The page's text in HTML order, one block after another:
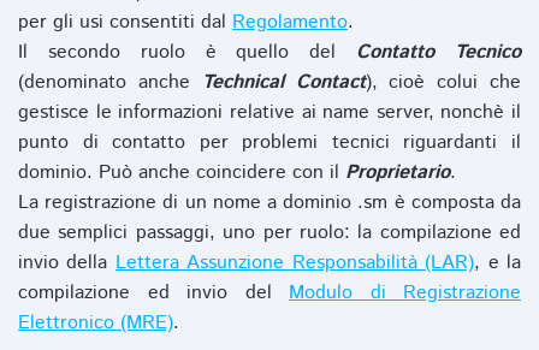
per gli usi consentiti dal Regolamento.
Il secondo ruolo è quello del Contatto Tecnico
(denominato anche Technical Contact), cioè colui che
gestisce le informazioni relative ai name server, nonchè il
punto di contatto per problemi tecnici riguardanti il
dominio. Può anche coincidere con il Proprietario.
La registrazione di un nome a dominio .sm è composta da
due semplici passaggi, uno per ruolo: la compilazione ed
invio dellaLettera Assunzione Responsabilità (LAR), e la
compilazione ed invio del Modulo di Registrazione
Elettronico (MRE).